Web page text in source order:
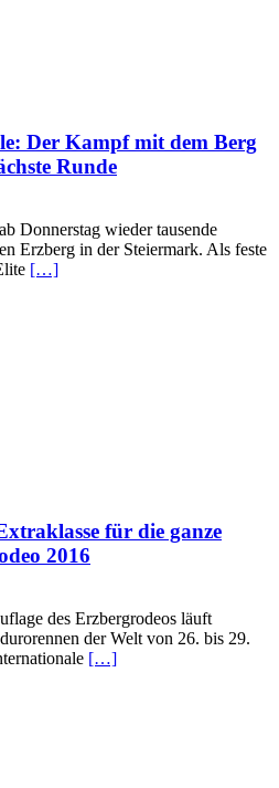
Der Kampf mit dem Berg
Runde
Donnerstag wieder tausende
Erzberg in der Steiermark. Als feste
[…]
für die ganze
2016
des Erzbergrodeos läuft
der Welt von 26. bis 29.
[…]